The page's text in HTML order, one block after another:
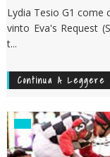
Lydia Tesio G1
vinto Eva's Request
t...
Continua A Leggere